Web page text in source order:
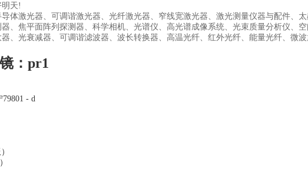
天!
体激光器、可调谐激光器、光纤激光器、窄线宽激光器、激光测量仪器与配件、
、焦平面阵列探测器、科学相机、光谱仪、高光谱成像系统、光束质量分析仪、
、光衰减器、可调谐滤波器、波长转换器、高温光纤、红外光纤、能量光纤、微
：pr1
- d